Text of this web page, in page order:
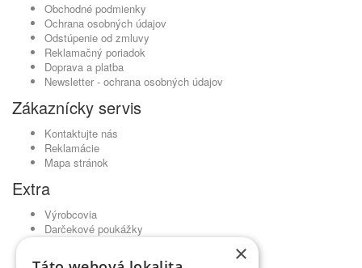
Obchodné podmienky
Ochrana osobných údajov
Odstúpenie od zmluvy
Reklamačný poriadok
Doprava a platba
Newsletter - ochrana osobných údajov
Zákaznícky servis
Kontaktujte nás
Reklamácie
Mapa stránok
Extra
Výrobcovia
Darčekové poukážky
Akciový tovar
×